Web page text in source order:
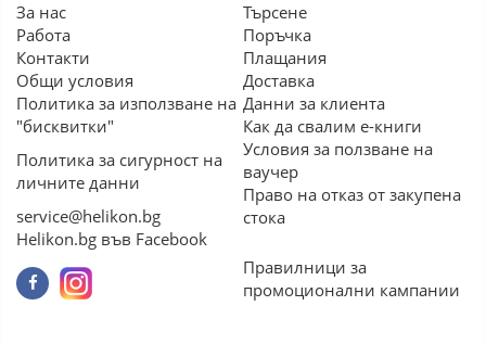
За нас
Работа
Контакти
Общи условия
Политика за използване на
"бисквитки"
Политика за сигурност на
личните данни
service@helikon.bg
Helikon.bg във Facebook
Търсене
Поръчка
Плащания
Доставка
Данни за клиента
Как да свалим е-книги
Условия за ползване на
ваучер
Право на отказ от закупена
стока
Правилници за
промоционални кампании